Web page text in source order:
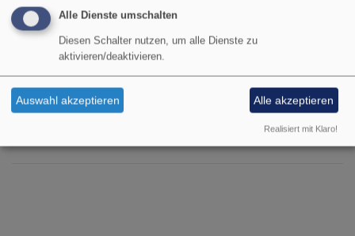
Hier können Sie den aktuellen
Gemeindebriefonline lesen
herunterladen.
Die Gemeindebriefausgaben des
Jahres und des Vorjahres finden
Alle Dienste umschalten
Diesen Schalter nutzen, um alle Dienste zu
aktivieren/deaktivieren.
Auswahl akzeptieren Alle akzeptieren
Realisiert mit Klaro!